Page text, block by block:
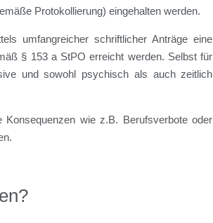
Protokollierung) eingehalten werden.
umfangreicher schriftlicher Anträge eine
§ 153 a StPO erreicht werden. Selbst für
und sowohl psychisch als auch zeitlich
wie z.B. Berufsverbote oder